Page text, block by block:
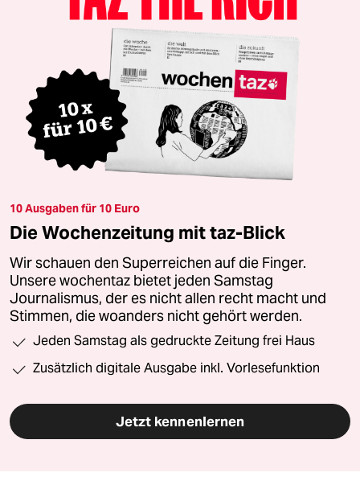
10 Ausgaben für 10 Euro
Die Wochenzeitung mit taz-Blick
Wir schauen den Superreichen auf die Finger.
Unsere wochentaz bietet jeden Samstag
Journalismus, der es nicht allen recht macht und
Stimmen, die woanders nicht gehört werden.
Jeden Samstag als gedruckte Zeitung frei Haus
Zusätzlich digitale Ausgabe inkl. Vorlesefunktion
Jetzt kennenlernen